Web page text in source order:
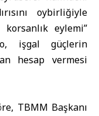
oybirliğiyle
eylemi”
işgal güçlerin
hesap vermesi
TBMM Başkanı